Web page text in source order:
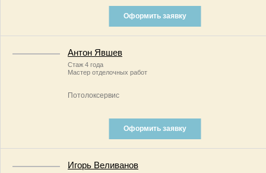
Оформить заявку
Антон Явшев
Стаж 4 года
Мастер отделочных работ
Потолоксервис
Оформить заявку
Игорь Веливанов